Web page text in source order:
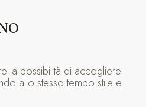
la possibilità di accogliere
allo stesso tempo stile e